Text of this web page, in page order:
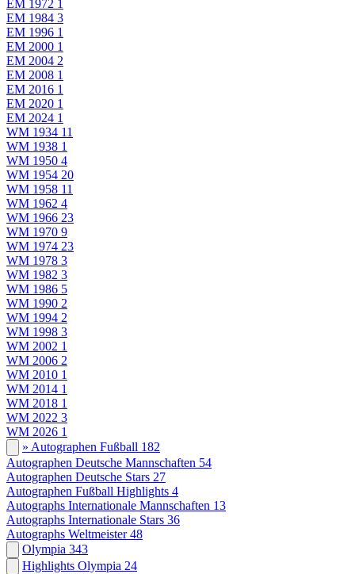
EM 1972 1
EM 1984 3
EM 1996 1
EM 2000 1
EM 2004 2
EM 2008 1
EM 2016 1
EM 2020 1
EM 2024 1
WM 1934 11
WM 1938 1
WM 1950 4
WM 1954 20
WM 1958 11
WM 1962 4
WM 1966 23
WM 1970 9
WM 1974 23
WM 1978 3
WM 1982 3
WM 1986 5
WM 1990 2
WM 1994 2
WM 1998 3
WM 2002 1
WM 2006 2
WM 2010 1
WM 2014 1
WM 2018 1
WM 2022 3
WM 2026 1
» Autographen Fußball 182
Autographen Deutsche Mannschaften 54
Autographen Deutsche Stars 27
Autographen Fußball Highlights 4
Autographs Internationale Mannschaften 13
Autographs Internationale Stars 36
Autographs Weltmeister 48
Olympia 343
Highlights Olympia 24